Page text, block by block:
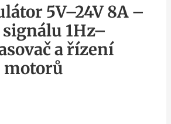
5V–24V 8A –
1Hz–
a řízení
motorů